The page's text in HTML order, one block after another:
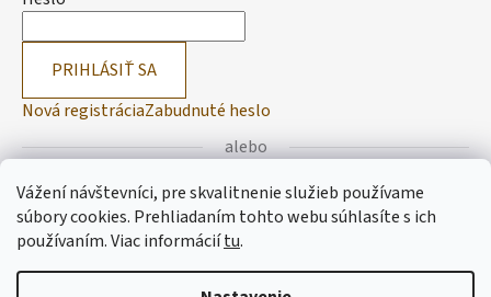
Vážení návštevníci, pre skvalitnenie služieb používame
súbory cookies. Prehliadaním tohto webu súhlasíte s ich
používaním.Viac informáciítu.
PRIHLÁSIŤ SA
Nová registráciaZabudnuté heslo
alebo
Prihlásiť sa cez Facebook
Prihlásiť sa cez Google